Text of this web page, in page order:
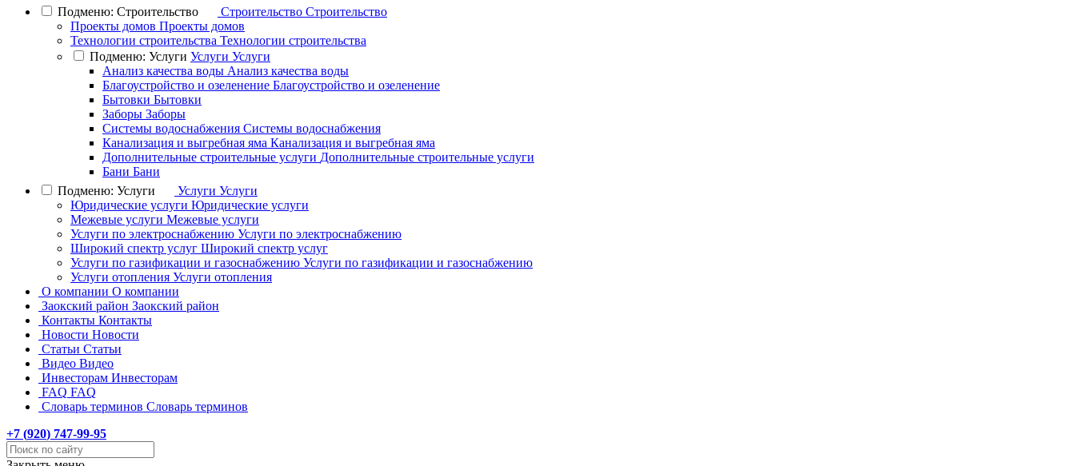
Подменю: Строительство
Строительство Строительство
Проекты домов Проекты домов
Технологии строительства Технологии строительства
Подменю: Услуги Услуги Услуги
Анализ качества воды Анализ качества воды
Благоустройство и озеленение Благоустройство и озеленение
Бытовки Бытовки
Заборы Заборы
Системы водоснабжения Системы водоснабжения
Канализация и выгребная яма Канализация и выгребная яма
Дополнительные строительные услуги Дополнительные строительные услуги
Бани Бани
Подменю: Услуги
Услуги Услуги
Юридические услуги Юридические услуги
Межевые услуги Межевые услуги
Услуги по электроснабжению Услуги по электроснабжению
Широкий спектр услуг Широкий спектр услуг
Услуги по газификации и газоснабжению Услуги по газификации и газоснабжению
Услуги отопления Услуги отопления
О компании О компании
Заокский район Заокский район
Контакты Контакты
Новости Новости
Статьи Статьи
Видео Видео
Инвесторам Инвесторам
FAQ FAQ
Словарь терминов Словарь терминов
+7 (920) 747-99-95